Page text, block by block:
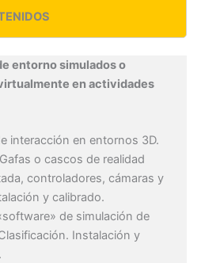
entorno simulados o
en actividades
interacción en entornos 3D.
o cascos de realidad
controladores, cámaras y
y calibrado.
de simulación de
Instalación y